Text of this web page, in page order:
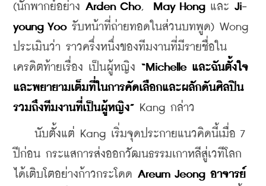
(นักพากย์อย่าง Arden Cho, May Hong และ Ji-
young Yoo รับหน้าที่ถ่ายทอดในส่วนบทพูด) Wong
ประเมินว่า ราวครึ่งหนึ่งของทีมงานที่มีรายชื่อใน
เครดิตท้ายเรื่อง เป็นผู้หญิง “Michelle และฉันตั้งใจ
และพยายามเต็มที่ในการคัดเลือกและผลักดันศิลปิน
รวมถึงทีมงานที่เป็นผู้หญิง” Kang กล่าว
นับตั้งแต่ Kang เริ่มจุดประกายแนวคิดนี้เมื่อ 7
ปีก่อน กระแสการส่งออกวัฒนธรรมเกาหลีสู่เวทีโลก
ได้เติบโตอย่างก้าวกระโดด Areum Jeong อาจารย์